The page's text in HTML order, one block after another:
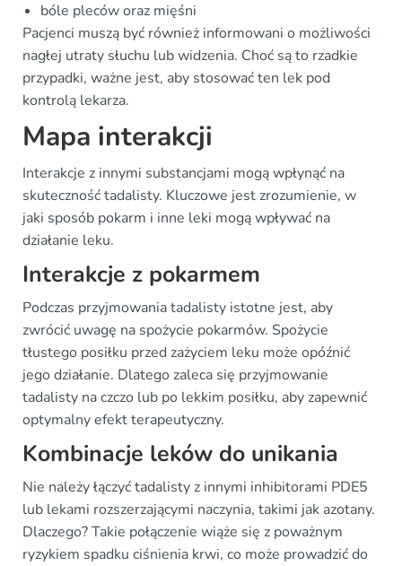
bóle pleców oraz mięśni
Pacjenci muszą być również informowani o możliwości
nagłej utraty słuchu lub widzenia. Choć są to rzadkie
przypadki, ważne jest, aby stosować ten lek pod
kontrolą lekarza.
Mapa interakcji
Interakcje z innymi substancjami mogą wpłynąć na
skuteczność tadalisty. Kluczowe jest zrozumienie, w
jaki sposób pokarm i inne leki mogą wpływać na
działanie leku.
Interakcje z pokarmem
Podczas przyjmowania tadalisty istotne jest, aby
zwrócić uwagę na spożycie pokarmów. Spożycie
tłustego posiłku przed zażyciem leku może opóźnić
jego działanie. Dlatego zaleca się przyjmowanie
tadalisty na czczo lub po lekkim posiłku, aby zapewnić
optymalny efekt terapeutyczny.
Kombinacje leków do unikania
Nie należy łączyć tadalisty z innymi inhibitorami PDE5
lub lekami rozszerzającymi naczynia, takimi jak azotany.
Dlaczego? Takie połączenie wiąże się z poważnym
ryzykiem spadku ciśnienia krwi, co może prowadzić do